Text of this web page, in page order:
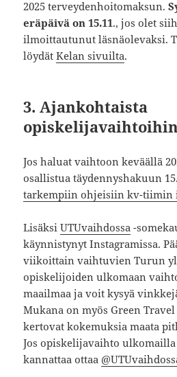
2025 terveydenhoitomaksun.
eräpäivä on 15.11., jos olet
ilmoittautunut läsnäolevaksi.
löydätKelan sivuilta.
3. Ajankohtaista
Jos haluat vaihtoon keväällä
osallistua täydennyshakuun
tarkempiin ohjeisiin kv-tiimin
LisäksiUTUvaihdossa -
käynnistynyt Instagramissa.
viikoittain vaihtuvien Turun
opiskelijoiden ulkomaan
maailmaa ja voit kysyä
Mukana on myös Green
kertovat kokemuksia maata
Jos opiskelijavaihto
kannattaa ottaa